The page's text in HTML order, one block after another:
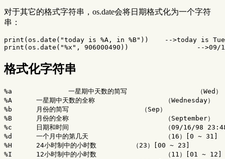
对于其它的格式字符串，os.date会将日期格式化为一个字符
串：
print ( os.date ( "today is %A, in %B" ))
-->today is
print ( os.date ( "%x" , 906000490 )) -->09/
格式化字符串
%a 一星期中天数的简写 （Wed ）
%A 一星期中天数的全称 （Wednesday）
%b 月份的简写 （ Sep ）
%B 月份的全称 （ September）
%c 日期和时间 （09/16/98 23 :
%d 一个月中的第几天 （ 16 ） 0 ~ 31
%H 24小时制中的小时数 （ 23 ） 00 ~ 23
%I 12小时制中的小时数 （ 11 ） 01 ~ 12